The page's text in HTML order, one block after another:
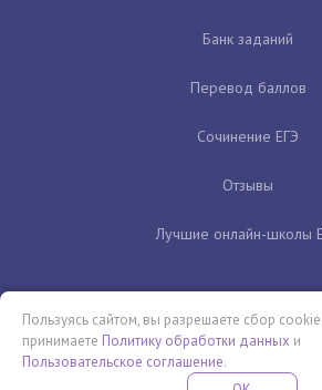
Банк заданий
Перевод баллов
Сочинение ЕГЭ
Отзывы
Лучшие онлайн-школы
Пользуясь сайтом, вы разрешаете сбор
принимаете Политику обработки данных и
Пользовательское соглашение.